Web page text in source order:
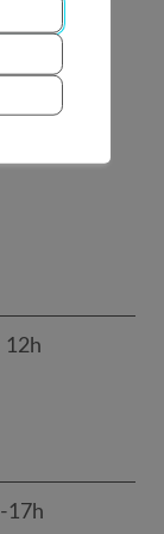
12h
17h